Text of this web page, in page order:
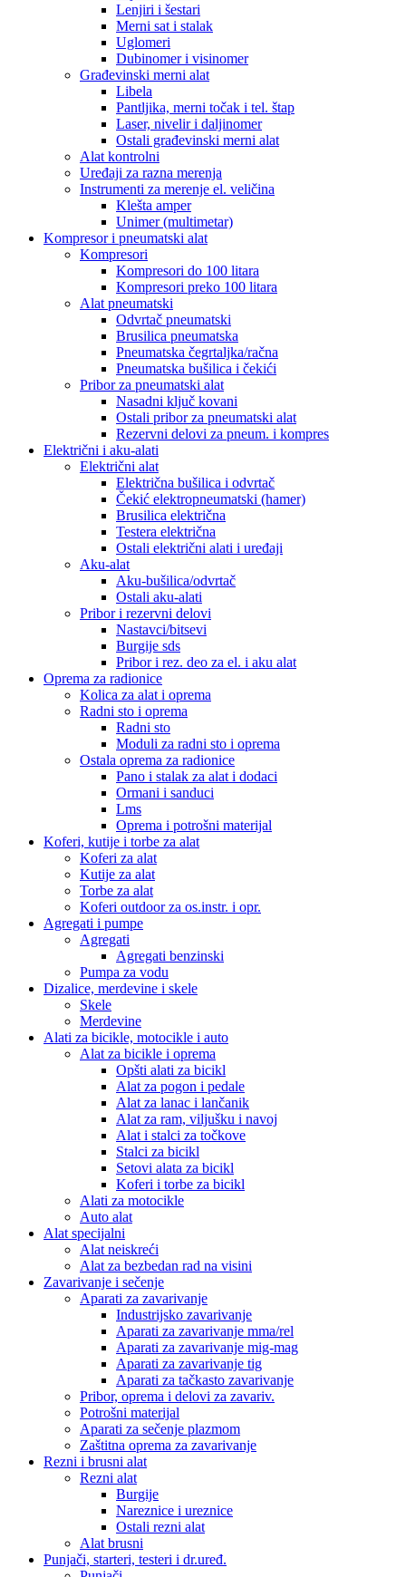
Lenjiri i šestari
Merni sat i stalak
Uglomeri
Dubinomer i visinomer
Građevinski merni alat
Libela
Pantljika, merni točak i tel. štap
Laser, nivelir i daljinomer
Ostali građevinski merni alat
Alat kontrolni
Uređaji za razna merenja
Instrumenti za merenje el. veličina
Klešta amper
Unimer (multimetar)
Kompresor i pneumatski alat
Kompresori
Kompresori do 100 litara
Kompresori preko 100 litara
Alat pneumatski
Odvrtač pneumatski
Brusilica pneumatska
Pneumatska čegrtaljka/račna
Pneumatska bušilica i čekići
Pribor za pneumatski alat
Nasadni ključ kovani
Ostali pribor za pneumatski alat
Rezervni delovi za pneum. i kompres
Električni i aku-alati
Električni alat
Električna bušilica i odvrtač
Čekić elektropneumatski (hamer)
Brusilica električna
Testera električna
Ostali električni alati i uređaji
Aku-alat
Aku-bušilica/odvrtač
Ostali aku-alati
Pribor i rezervni delovi
Nastavci/bitsevi
Burgije sds
Pribor i rez. deo za el. i aku alat
Oprema za radionice
Kolica za alat i oprema
Radni sto i oprema
Radni sto
Moduli za radni sto i oprema
Ostala oprema za radionice
Pano i stalak za alat i dodaci
Ormani i sanduci
Lms
Oprema i potrošni materijal
Koferi, kutije i torbe za alat
Koferi za alat
Kutije za alat
Torbe za alat
Koferi outdoor za os.instr. i opr.
Agregati i pumpe
Agregati
Agregati benzinski
Pumpa za vodu
Dizalice, merdevine i skele
Skele
Merdevine
Alati za bicikle, motocikle i auto
Alat za bicikle i oprema
Opšti alati za bicikl
Alat za pogon i pedale
Alat za lanac i lančanik
Alat za ram, viljušku i navoj
Alat i stalci za točkove
Stalci za bicikl
Setovi alata za bicikl
Koferi i torbe za bicikl
Alati za motocikle
Auto alat
Alat specijalni
Alat neiskreći
Alat za bezbedan rad na visini
Zavarivanje i sečenje
Aparati za zavarivanje
Industrijsko zavarivanje
Aparati za zavarivanje mma/rel
Aparati za zavarivanje mig-mag
Aparati za zavarivanje tig
Aparati za tačkasto zavarivanje
Pribor, oprema i delovi za zavariv.
Potrošni materijal
Aparati za sečenje plazmom
Zaštitna oprema za zavarivanje
Rezni i brusni alat
Rezni alat
Burgije
Nareznice i ureznice
Ostali rezni alat
Alat brusni
Punjači, starteri, testeri i dr.uređ.